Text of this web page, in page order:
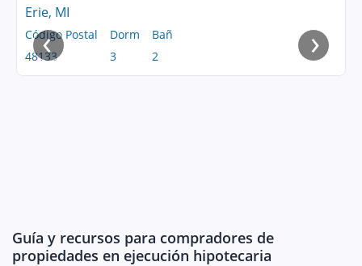
Erie, MI
Código Postal
48133
Dorm
3
Bañ
2
‹ ›
Guía y recursos para compradores de
propiedades en ejecución hipotecaria